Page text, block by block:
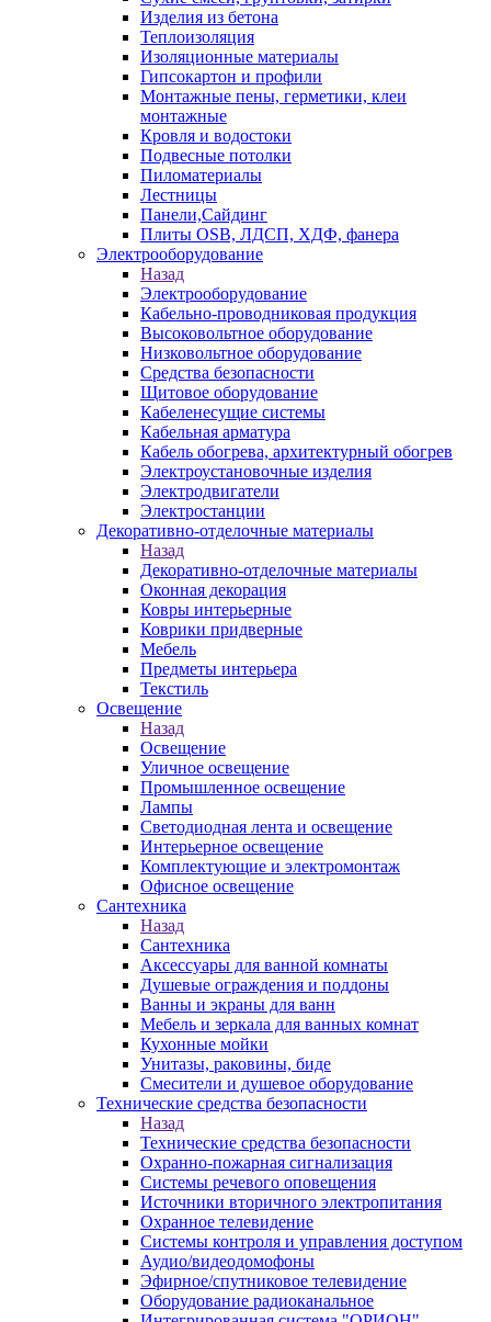
Изделия из бетона
Теплоизоляция
Изоляционные материалы
Гипсокартон и профили
Монтажные пены, герметики, клеи
монтажные
Кровля и водостоки
Подвесные потолки
Пиломатериалы
Лестницы
Панели,Сайдинг
Плиты OSB, ЛДСП, ХДФ, фанера
Электрооборудование
Назад
Электрооборудование
Кабельно-проводниковая продукция
Высоковольтное оборудование
Низковольтное оборудование
Средства безопасности
Щитовое оборудование
Кабеленесущие системы
Кабельная арматура
Кабель обогрева, архитектурный обогрев
Электроустановочные изделия
Электродвигатели
Электростанции
Декоративно-отделочные материалы
Назад
Декоративно-отделочные материалы
Оконная декорация
Ковры интерьерные
Коврики придверные
Мебель
Предметы интерьера
Текстиль
Освещение
Назад
Освещение
Уличное освещение
Промышленное освещение
Лампы
Светодиодная лента и освещение
Интерьерное освещение
Комплектующие и электромонтаж
Офисное освещение
Сантехника
Назад
Сантехника
Аксессуары для ванной комнаты
Душевые ограждения и поддоны
Ванны и экраны для ванн
Мебель и зеркала для ванных комнат
Кухонные мойки
Унитазы, раковины, биде
Смесители и душевое оборудование
Технические средства безопасности
Назад
Технические средства безопасности
Охранно-пожарная сигнализация
Системы речевого оповещения
Источники вторичного электропитания
Охранное телевидение
Системы контроля и управления доступом
Аудио/видеодомофоны
Эфирное/спутниковое телевидение
Оборудование радиоканальное